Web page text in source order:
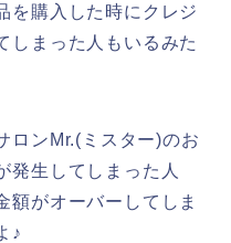
を購入した時にクレジ
しまった人もいるみた
ロンMr.(ミスター)のお
発生してしまった人
額がオーバーしてしま
♪